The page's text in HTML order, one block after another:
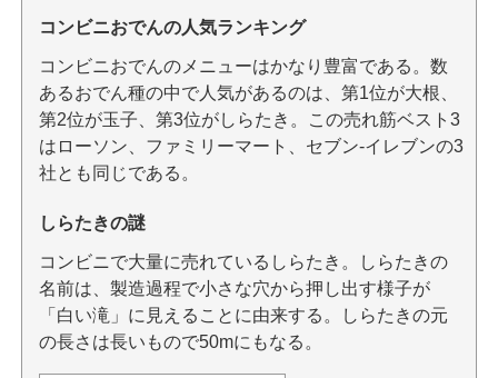
コンビニおでんの人気ランキング
コンビニおでんのメニューはかなり豊富である。数
あるおでん種の中で人気があるのは、第1位が大根、
第2位が玉子、第3位がしらたき。この売れ筋ベスト3
はローソン、ファミリーマート、セブン-イレブンの3
社とも同じである。
しらたきの謎
コンビニで大量に売れているしらたき。しらたきの
名前は、製造過程で小さな穴から押し出す様子が
「白い滝」に見えることに由来する。しらたきの元
の長さは長いもので50mにもなる。